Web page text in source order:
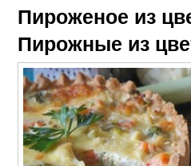
Пироженое из
Пирожные из